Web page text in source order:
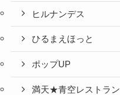
ヒルナンデス
ひるまえほっと
ポップUP
満天★青空レストラン